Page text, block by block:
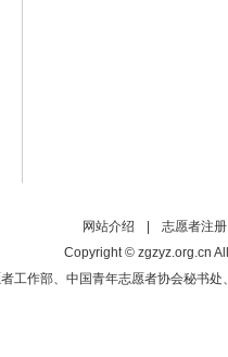
网站介绍
志愿者注册
Copyright © zgzyz.org.cn
工作部、中国青年志愿者协会秘书处